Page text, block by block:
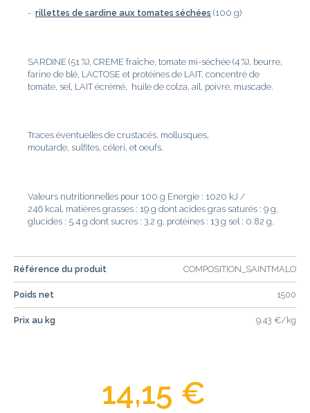
- rillettes de sardine aux tomates séchées (100 g)
SARDINE (51 %), CREME fraîche, tomate mi-séchée (4 %), beurre,
farine de blé, LACTOSE et protéines de LAIT, concentré de
tomate, sel, LAIT écrémé, huile de colza, ail, poivre, muscade.
Traces éventuelles de crustacés, mollusques,
moutarde, sulfites, céleri, et oeufs.
Valeurs nutritionnelles pour 100 g Energie : 1020 kJ /
246 kcal, matières grasses : 19 g dont acides gras saturés : 9 g,
glucides : 5.4 g dont sucres : 3.2 g, protéines : 13 g sel : 0.82 g.
Référence du produit COMPOSITION_SAINTMALO
Poids net 1500
Prix au kg 9.43 €/kg
14,15 €